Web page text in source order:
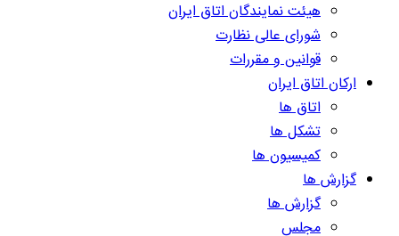
هیئت نمایندگان اتاق ایران
شورای عالی نظارت
قوانین و مقررات
ارکان اتاق ایران
اتاق ها
تشکل ها
کمیسیون ها
گزارش ها
گزارش ها
مجلس